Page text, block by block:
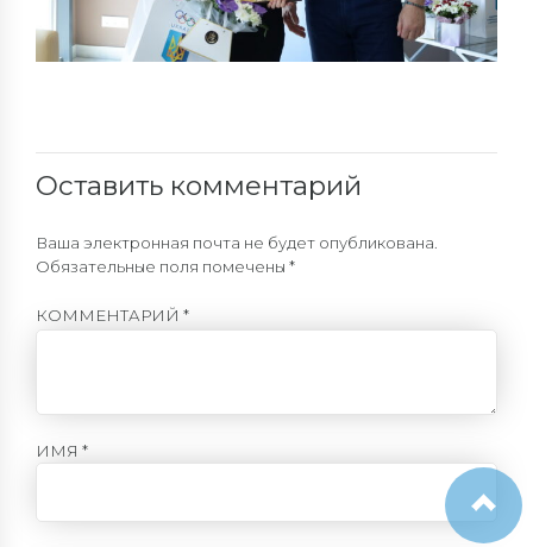
Оставить комментарий
Ваша электронная почта не будет опубликована.
Обязательные поля помечены *
КОММЕНТАРИЙ *
ИМЯ *